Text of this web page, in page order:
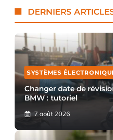
DERNIERS
SYSTÈMES
Changer date de
BMW : tutoriel
7 août 2026